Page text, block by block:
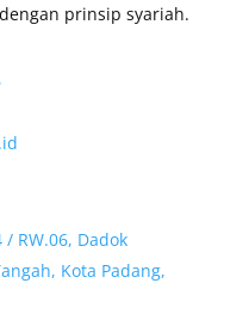
prinsip syariah.
/ RW.06, Dadok
Kota Padang,